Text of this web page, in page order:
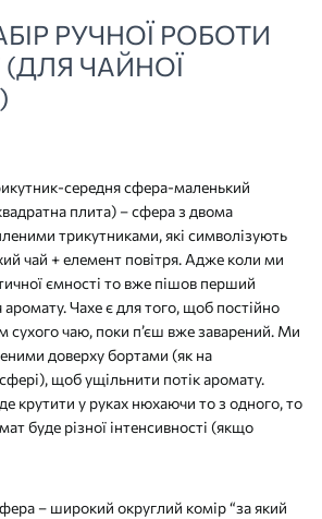
РУЧНОЇ РОБОТИ
(ДЛЯ ЧАЙНОЇ
середня сфера-маленький
плита) – сфера з двома
трикутниками, які символізують
чай + елемент повітря. Адже коли ми
ємності то вже пішов перший
аромату. Чахе є для того, щоб постійно
сухого чаю, поки п’єш вже заварений. Ми
доверху бортами (як на
щоб ущільнити потік аромату.
крутити у руках нюхаючи то з одного, то
буде різної інтенсивності (якщо
– широкий округлий комір “за який